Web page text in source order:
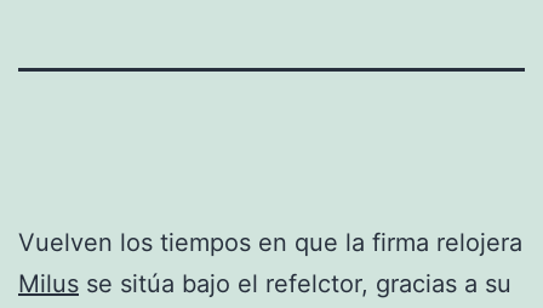
Vuelven los tiempos en que la firma relojera
Milus se sitúa bajo el refelctor, gracias a su